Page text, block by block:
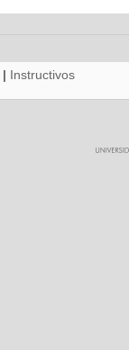
| Instructivos